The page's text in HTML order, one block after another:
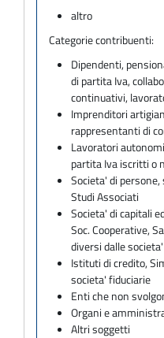
altro
Categorie contribuenti:
Dipendenti,
di partita Iva,
continuativi,
Imprenditori
rappresentanti di
Lavoratori
partita Iva iscritti o
Societa' di
Studi Associati
Societa' di capitali
Soc. Cooperative,
diversi dalle societa'
Istituti di credito,
societa' fiduciarie
Enti che non
Organi e
Altri soggetti